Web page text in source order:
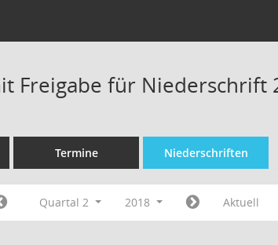
Freigabe für Niederschrift
Termine Niederschriften
Quartal 2 2018 Aktuell